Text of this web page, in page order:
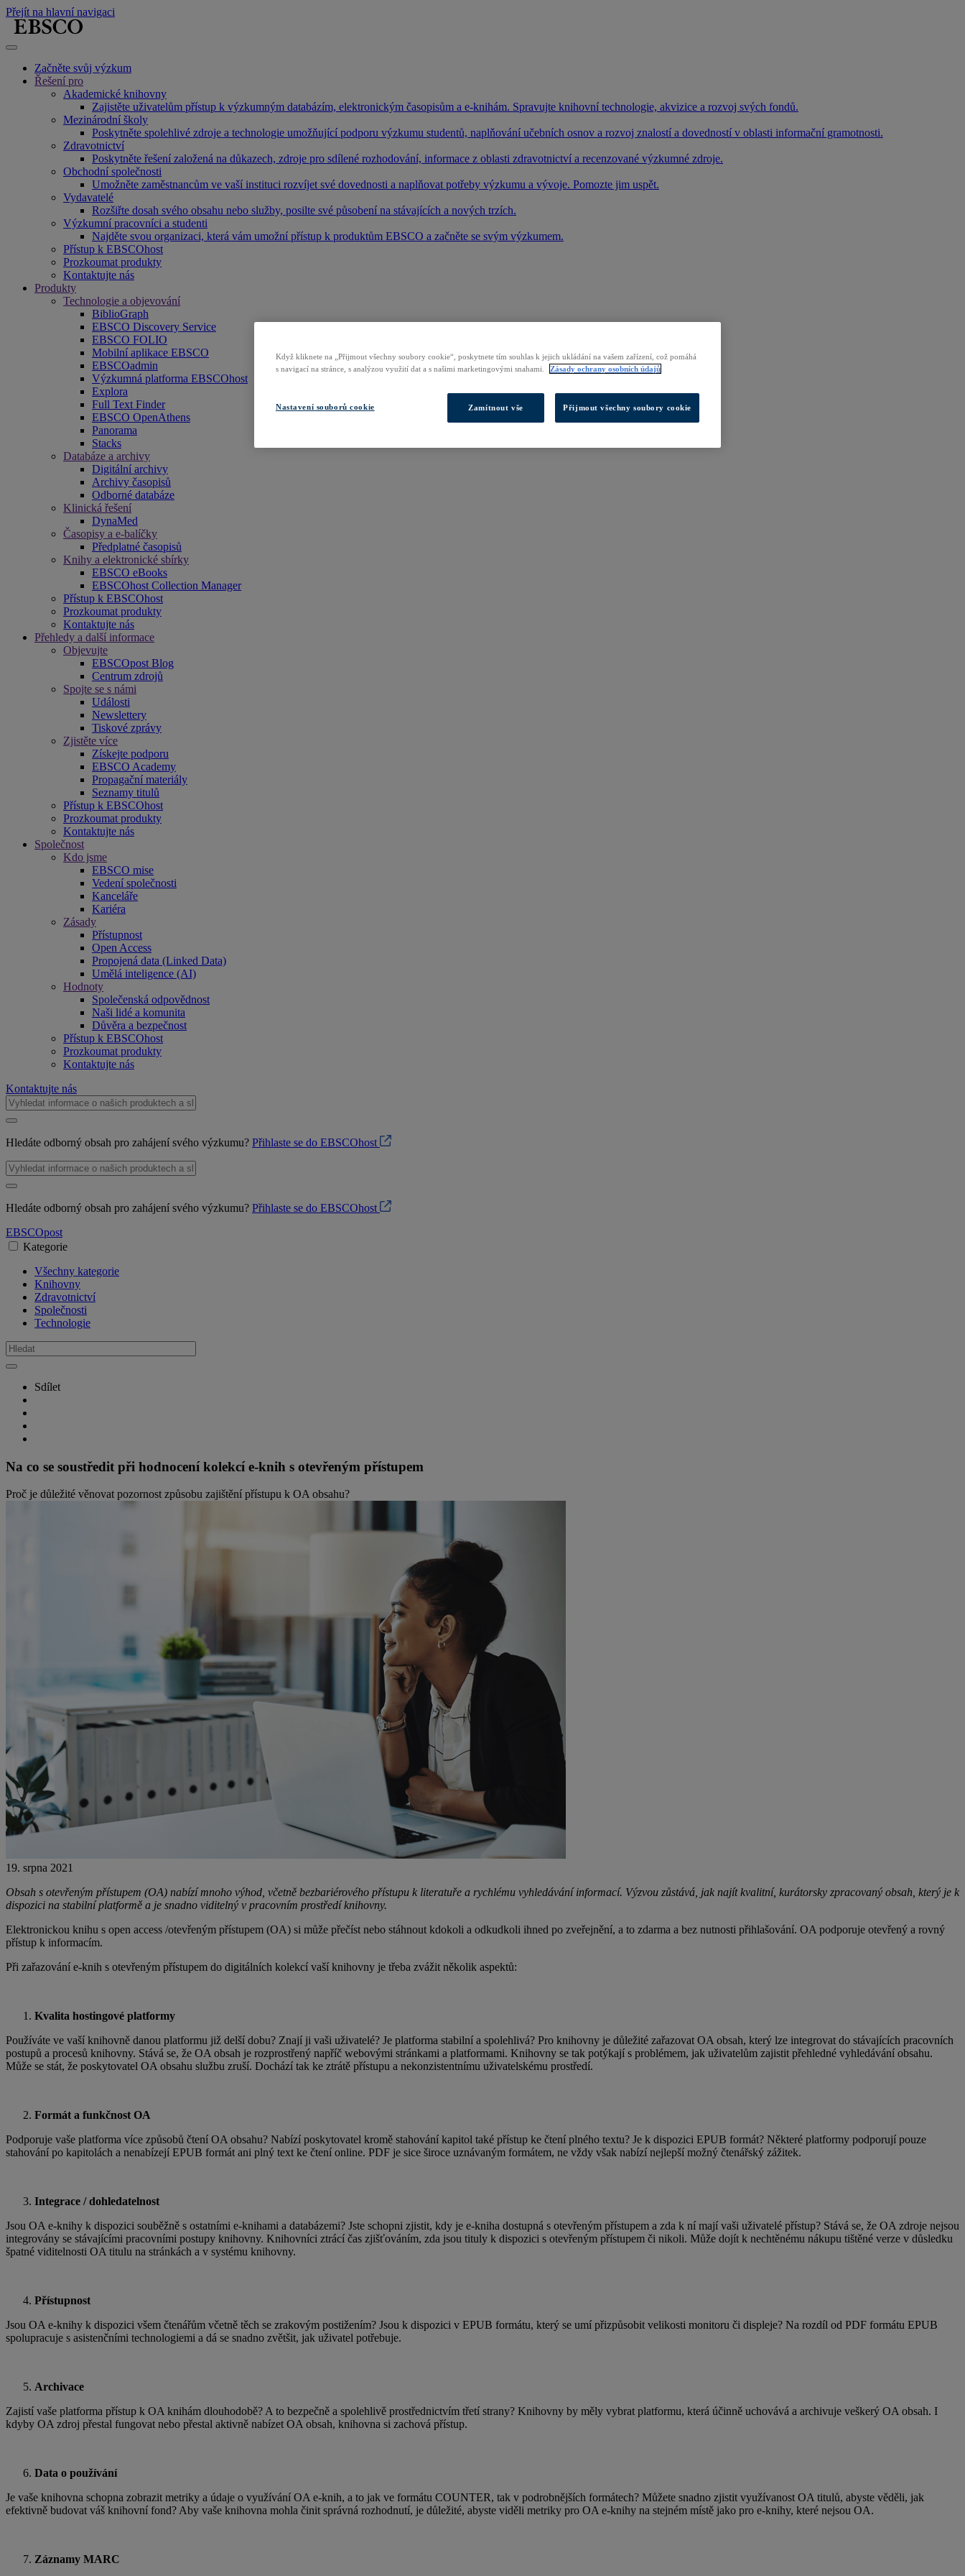
Přejít na hlavní navigaci
Začněte svůj výzkum
Řešení pro
Akademické knihovny
Zajistěte uživatelům přístup k výzkumným databázím, elektronickým časopisům a e-knihám. Spravujte knihovní technologie, akvizice a rozvoj svých fondů.
Mezinárodní školy
Poskytněte spolehlivé zdroje a technologie umožňující podporu výzkumu studentů, naplňování učebních osnov a rozvoj znalostí a dovedností v oblasti informační gramotnosti.
Zdravotnictví
Poskytněte řešení založená na důkazech, zdroje pro sdílené rozhodování, informace z oblasti zdravotnictví a recenzované výzkumné zdroje.
Obchodní společnosti
Umožněte zaměstnancům ve vaší instituci rozvíjet své dovednosti a naplňovat potřeby výzkumu a vývoje. Pomozte jim uspět.
Vydavatelé
Rozšiřte dosah svého obsahu nebo služby, posilte své působení na stávajících a nových trzích.
Výzkumní pracovníci a studenti
Najděte svou organizaci, která vám umožní přístup k produktům EBSCO a začněte se svým výzkumem.
Přístup k EBSCOhost
Prozkoumat produkty
Kontaktujte nás
Produkty
Technologie a objevování
BiblioGraph
EBSCO Discovery Service
EBSCO FOLIO
Mobilní aplikace EBSCO
EBSCOadmin
Výzkumná platforma EBSCOhost
Explora
Full Text Finder
EBSCO OpenAthens
Panorama
Stacks
Databáze a archivy
Digitální archivy
Archivy časopisů
Odborné databáze
Klinická řešení
DynaMed
Časopisy a e-balíčky
Předplatné časopisů
Knihy a elektronické sbírky
EBSCO eBooks
EBSCOhost Collection Manager
Přístup k EBSCOhost
Prozkoumat produkty
Kontaktujte nás
Přehledy a další informace
Objevujte
EBSCOpost Blog
Centrum zdrojů
Spojte se s námi
Události
Newslettery
Tiskové zprávy
Zjistěte více
Získejte podporu
EBSCO Academy
Propagační materiály
Seznamy titulů
Přístup k EBSCOhost
Prozkoumat produkty
Kontaktujte nás
Společnost
Kdo jsme
EBSCO mise
Vedení společnosti
Kanceláře
Kariéra
Zásady
Přístupnost
Open Access
Propojená data (Linked Data)
Umělá inteligence (AI)
Hodnoty
Společenská odpovědnost
Naši lidé a komunita
Důvěra a bezpečnost
Přístup k EBSCOhost
Prozkoumat produkty
Kontaktujte nás
Kontaktujte nás
Hledáte odborný obsah pro zahájení svého výzkumu? Přihlaste se do EBSCOhost
Hledáte odborný obsah pro zahájení svého výzkumu? Přihlaste se do EBSCOhost
EBSCOpost
Kategorie
Všechny kategorie
Knihovny
Zdravotnictví
Společnosti
Technologie
Sdílet
Na co se soustředit při hodnocení kolekcí e-knih s otevřeným přístupem
Proč je důležité věnovat pozornost způsobu zajištění přístupu k OA obsahu?
19. srpna 2021
Obsah s otevřeným přístupem (OA) nabízí mnoho výhod, včetně bezbariérového přístupu k literatuře a rychlému vyhledávání informací. Výzvou zůstává, jak najít kvalitní, kurátorsky zpracovaný obsah, který je k
dispozici na stabilní platformě a je snadno viditelný v pracovním prostředí knihovny.
Elektronickou knihu s open access /otevřeným přístupem (OA) si může přečíst nebo stáhnout kdokoli a odkudkoli ihned po zveřejnění, a to zdarma a bez nutnosti přihlašování. OA podporuje otevřený a rovný
přístup k informacím.
Při zařazování e-knih s otevřeným přístupem do digitálních kolekcí vaší knihovny je třeba zvážit několik aspektů:
Kvalita hostingové platformy
Používáte ve vaší knihovně danou platformu již delší dobu? Znají ji vaši uživatelé? Je platforma stabilní a spolehlivá? Pro knihovny je důležité zařazovat OA obsah, který lze integrovat do stávajících pracovních
postupů a procesů knihovny. Stává se, že OA obsah je rozprostřený napříč webovými stránkami a platformami. Knihovny se tak potýkají s problémem, jak uživatelům zajistit přehledné vyhledávání obsahu.
Může se stát, že poskytovatel OA obsahu službu zruší. Dochází tak ke ztrátě přístupu a nekonzistentnímu uživatelskému prostředí.
Formát a funkčnost OA
Podporuje vaše platforma více způsobů čtení OA obsahu? Nabízí poskytovatel kromě stahování kapitol také přístup ke čtení plného textu? Je k dispozici EPUB formát? Některé platformy podporují pouze
stahování po kapitolách a nenabízejí EPUB formát ani plný text ke čtení online. PDF je sice široce uznávaným formátem, ne vždy však nabízí nejlepší možný čtenářský zážitek.
Integrace / dohledatelnost
Jsou OA e-knihy k dispozici souběžně s ostatními e-knihami a databázemi? Jste schopni zjistit, kdy je e-kniha dostupná s otevřeným přístupem a zda k ní mají vaši uživatelé přístup? Stává se, že OA zdroje nejsou
integrovány se stávajícími pracovními postupy knihovny. Knihovníci ztrácí čas zjišťováním, zda jsou tituly k dispozici s otevřeným přístupem či nikoli. Může dojít k nechtěnému nákupu tištěné verze v důsledku
špatné viditelnosti OA titulu na stránkách a v systému knihovny.
Přístupnost
Jsou OA e-knihy k dispozici všem čtenářům včetně těch se zrakovým postižením? Jsou k dispozici v EPUB formátu, který se umí přizpůsobit velikosti monitoru či displeje? Na rozdíl od PDF formátu EPUB
spolupracuje s asistenčními technologiemi a dá se snadno zvětšit, jak uživatel potřebuje.
Archivace
Zajistí vaše platforma přístup k OA knihám dlouhodobě? A to bezpečně a spolehlivě prostřednictvím třetí strany? Knihovny by měly vybrat platformu, která účinně uchovává a archivuje veškerý OA obsah. I
kdyby OA zdroj přestal fungovat nebo přestal aktivně nabízet OA obsah, knihovna si zachová přístup.
Data o používání
Je vaše knihovna schopna zobrazit metriky a údaje o využívání OA e-knih, a to jak ve formátu COUNTER, tak v podrobnějších formátech? Můžete snadno zjistit využívanost OA titulů, abyste věděli, jak
efektivně budovat váš knihovní fond? Aby vaše knihovna mohla činit správná rozhodnutí, je důležité, abyste viděli metriky pro OA e-knihy na stejném místě jako pro e-knihy, které nejsou OA.
Záznamy MARC
Když kliknete na „Přijmout všechny soubory cookie“, poskytnete tím souhlas k jejich ukládání na vašem zařízení, což pomáhá
s navigací na stránce, s analýzou využití dat a s našimi marketingovými snahami.
Zásady ochrany osobních údajů
Nastavení souborů cookie Zamítnout vše Přijmout všechny soubory cookie